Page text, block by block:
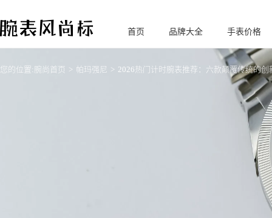
腕
表风尚标
首页 品牌大全 手表价格
您的位置: 腕尚首页 帕玛强尼 2026热门计时腕表推荐：六款颠覆传统的创